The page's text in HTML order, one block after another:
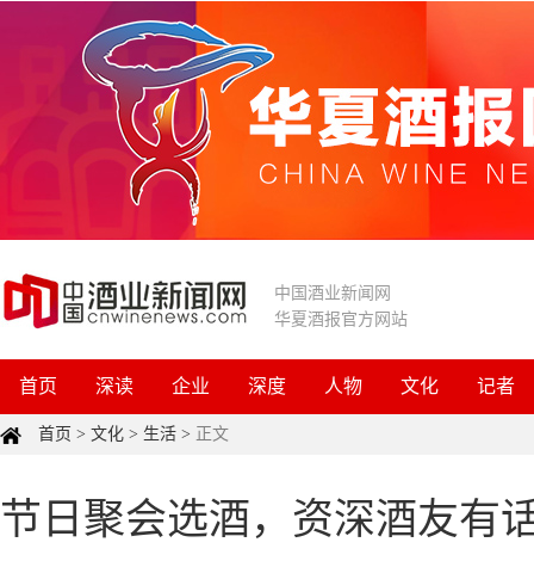
中国酒业新闻网
华夏酒报官方网站
首页 深读 企业 深度 人物 文化 记者
首页 > 文化 > 生活 > 正文
节日聚会选酒，资深酒友有